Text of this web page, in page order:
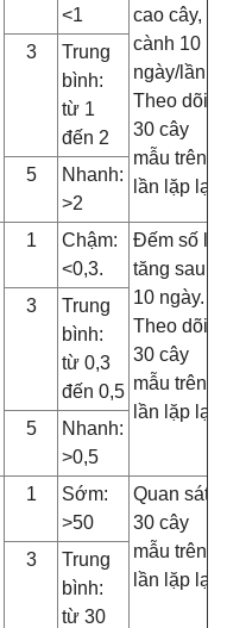
<1
cao cây,
cành 10
ngày/lần.
Theo dõi
30 cây
mẫu trên 3
lần lặp lại
3
Trung
bình:
từ 1
đến 2
5
Nhanh:
>2
1
Chậm:
<0,3.
Đếm số lá
tăng sau
10 ngày.
Theo dõi
30 cây
mẫu trên 3
lần lặp lại
3
Trung
bình:
từ 0,3
đến 0,5
5
Nhanh:
>0,5
1
Sớm:
>50
Quan sát
30 cây
mẫu trên 3
lần lặp lại
3
Trung
bình:
từ 30